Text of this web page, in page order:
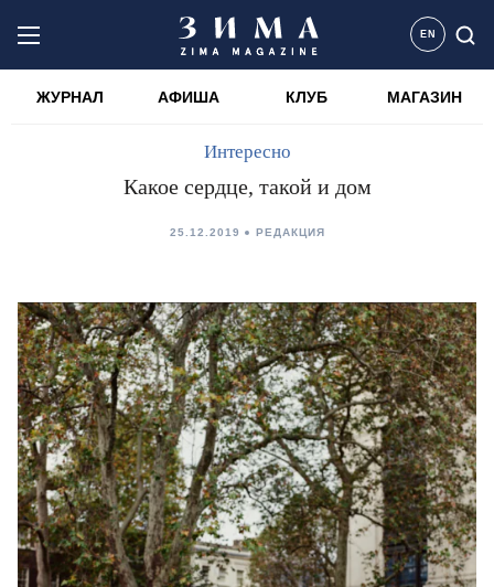
EN
ЖУРНАЛ АФИША КЛУБ МАГАЗИН
Интересно
Какое сердце, такой и дом
25.12.2019 РЕДАКЦИЯ